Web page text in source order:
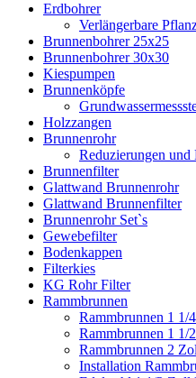
Erdbohrer
Verlängerbare
Brunnenbohrer 25x25
Brunnenbohrer 30x30
Kiespumpen
Brunnenköpfe
Holzzangen
Brunnenrohr
Reduzierungen und
Brunnenfilter
Glattwand Brunnenrohr
Glattwand Brunnenfilter
Brunnenrohr Set`s
Gewebefilter
Bodenkappen
Filterkies
KG Rohr Filter
Rammbrunnen
Rammbrunnen 1 1/
Rammbrunnen 1 1/
Rammbrunnen 2
Installation